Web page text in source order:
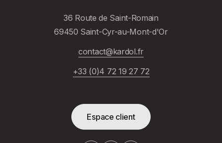
36 Route de Saint-Romain
69450 Saint-Cyr-au-Mont-d'Or
contact@kardol.fr
+33 (0)4 72 19 27 72
Espace client